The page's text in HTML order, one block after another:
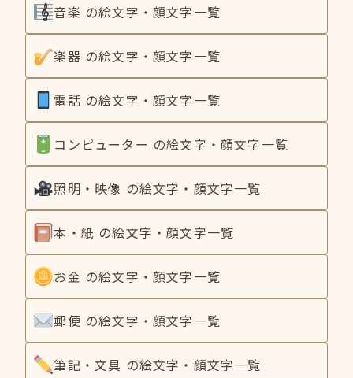
音楽 の絵文字・顔文字一覧
楽器 の絵文字・顔文字一覧
電話 の絵文字・顔文字一覧
コンピューター の絵文字・顔文字一覧
照明・映像 の絵文字・顔文字一覧
本・紙 の絵文字・顔文字一覧
お金 の絵文字・顔文字一覧
郵便 の絵文字・顔文字一覧
筆記・文具 の絵文字・顔文字一覧